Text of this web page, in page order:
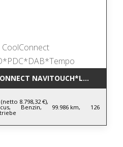
8.798,32 €),
Benzin, 99.986 km, 126